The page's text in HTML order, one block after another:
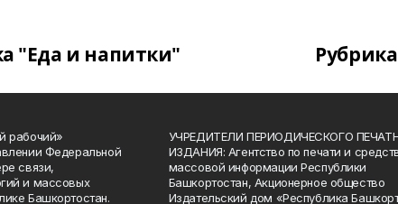
"Еда и напитки"
рабочий»
Федеральной
связи,
и массовых
Башкортостан.
УЧРЕДИТЕЛИ ПЕРИОДИЧЕСКОГО
ИЗДАНИЯ: Агентство по печати и
массовой информации Республики
Башкортостан, Акционерное общество
Издательский дом «Республика